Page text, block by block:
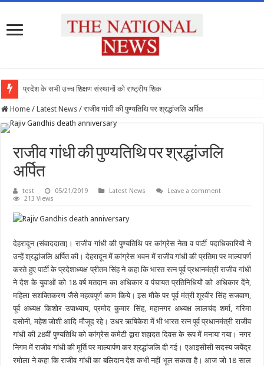
प्रदेश के सभी उच्च शिक्षण संस्थानों को राष्ट्रीय शिक्षा न
Home / Latest News / राजीव गांधी की पुण्यतिथि पर श्रद्धांजलि अर्पित
राजीव गांधी की पुण्यतिथि पर श्रद्धांजलि
अर्पित
test 05/21/2019 Latest News
Leave a comment
213 Views
देहरादून (संवाददाता)। राजीव गांधी की पुण्यतिथि पर कांग्रेस नेता व पार्टी पदाधिकारियों ने
उन्हें श्रद्धांजलि अर्पित की। देहरादून में कांग्रेस भवन में राजीव गांधी की प्रतिमा पर माल्यापर्ण
करते हुए पार्टी के प्रदेशाध्यक्ष प्रीतम सिंह ने कहा कि भारत रत्न पूर्व प्रधानमंत्री राजीव गांधी
ने देश के युवाओं को 18 वर्ष मतदान का अधिकार व पंचायत प्रतिनिधियों को अधिकार देंने,
महिला सशक्तिकरण जैसे महत्वपूर्ण काम किये। इस मौके पर पूर्व मंत्री शूरवीर सिंह सजवाण,
पूर्व अध्यक्ष किशोर उपाध्याय, प्रमोद कुमार सिंह, महानगर अध्यक्ष लालचंद शर्मा, गरिमा
दसोनी, महेश जोशी आदि मौजूद रहे। उधर ऋषिकेश में भी भारत रत्न पूर्व प्रधानमंत्री राजीव
गांधी की 28वीं पुण्यतिथि को कांग्रेस कमेटी द्वारा शहादत दिवस के रूप में मनाया गया। नगर
निगम में राजीव गांधी की मूर्ति पर माल्यार्पण कर श्रद्धांजलि दी गई। एआइसीसी सदस्य जयेंद्र
रमोला ने कहा कि राजीव गांधी का बलिदान देश कभी नहीं भूल सकता है। आज जो 18 साल